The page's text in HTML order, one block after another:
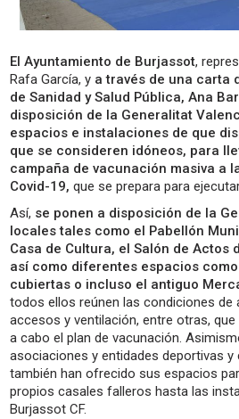
El Ayuntamiento de Burjassot,
Rafa García, y a través de una carta
de Sanidad y Salud Pública, Ana
disposición de la Generalitat
espacios e instalaciones de que
que se consideren idóneos, para
campaña de vacunación masiva a
Covid-19, que se prepara para
Así, se ponen a disposición de la
locales tales como el Pabellón
Casa de Cultura, el Salón de Actos
así como diferentes espacios
cubiertas o incluso el antiguo
todos ellos reúnen las condiciones de
accesos y ventilación, entre otras,
a cabo el plan de vacunación.
asociaciones y entidades deportivas y
también han ofrecido sus espacios
propios casales falleros hasta las
Burjassot CF.